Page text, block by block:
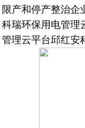
限产和停产整治企
科瑞环保用电管理
管理云平台邱红安